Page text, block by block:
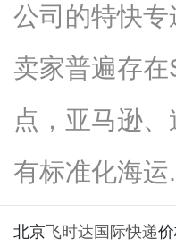
公司的特快
卖家普遍存
点，亚马逊
有标准化海运
北京 飞时达 国际快递